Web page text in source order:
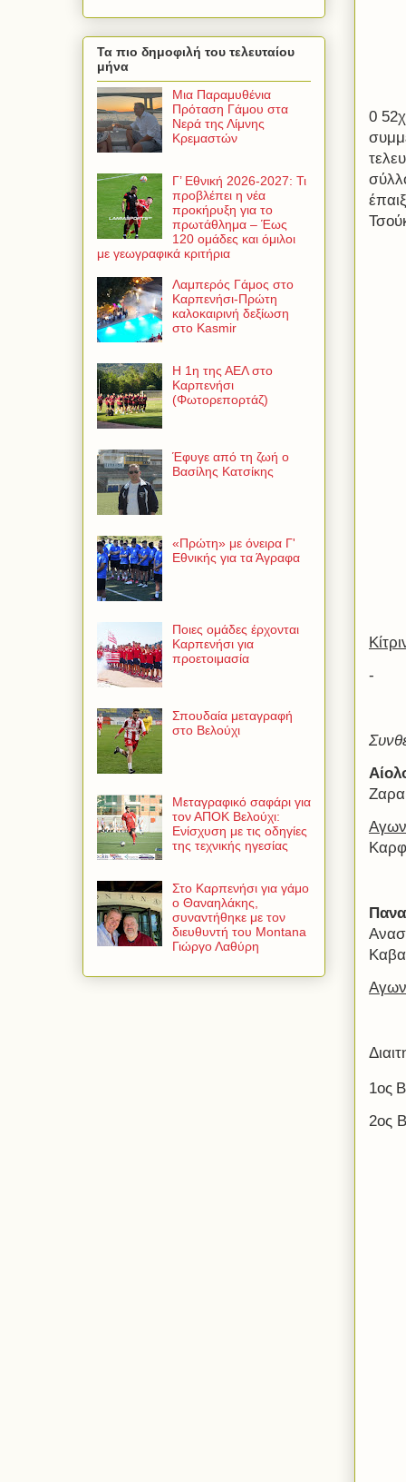
0
-
1ος
2ος
Τα πιο δημοφιλή του τελευταίου
μήνα
Μια Παραμυθένια
Πρόταση Γάμου στα
Νερά της Λίμνης
Κρεμαστών
Γ’ Εθνική 2026-2027: Τι
προβλέπει η νέα
προκήρυξη για το
πρωτάθλημα – Έως
120 ομάδες και όμιλοι
με γεωγραφικά κριτήρια
Λαμπερός Γάμος στο
Καρπενήσι-Πρώτη
καλοκαιρινή δεξίωση
στο Kasmir
Η 1η της ΑΕΛ στο
Καρπενήσι
(Φωτορεπορτάζ)
Έφυγε από τη ζωή ο
Βασίλης Κατσίκης
«Πρώτη» με όνειρα Γ'
Εθνικής για τα Άγραφα
Ποιες ομάδες έρχονται
Καρπενήσι για
προετοιμασία
Σπουδαία μεταγραφή
στο Βελούχι
Μεταγραφικό σαφάρι για
τον ΑΠΟΚ Βελούχι:
Ενίσχυση με τις οδηγίες
της τεχνικής ηγεσίας
Στο Καρπενήσι για γάμο
ο Θαναηλάκης,
συναντήθηκε με τον
διευθυντή του Montana
Γιώργο Λαθύρη